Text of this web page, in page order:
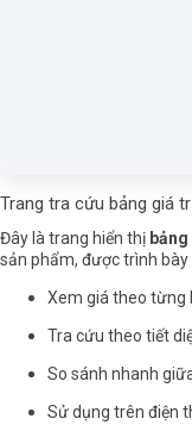
Trang tra cứu bảng giá
Đây là trang hiển thị
sản phẩm, được trình
Xem giá theo từng
Tra cứu theo tiết
So sánh nhanh
Sử dụng trên điện